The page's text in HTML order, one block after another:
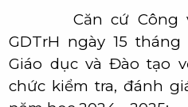
Căn cứ Công
GDTrH ngày 15
Giáo dục và Đào tạo
chức kiểm tra, đánh